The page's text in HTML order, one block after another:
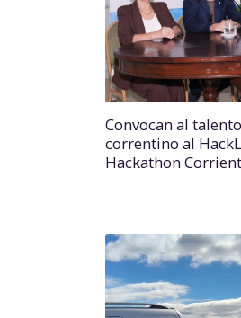
Convocan al
correntino al
Hackathon